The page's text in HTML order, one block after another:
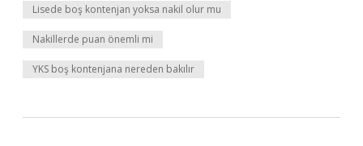
Lisede boş kontenjan yoksa nakil olur mu
Nakillerde puan önemli mi
YKS boş kontenjana nereden bakılır